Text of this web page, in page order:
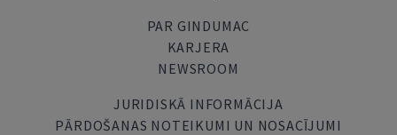
PAR GINDUMAC
KARJERA
NEWSROOM
JURIDISKĀ INFORMĀCIJA
PĀRDOŠANAS NOTEIKUMI UN NOSACĪJUMI